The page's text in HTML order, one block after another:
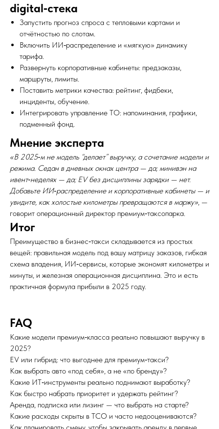
digital‑стека
Запустить прогноз спроса с тепловыми картами и
отчётностью по слотам.
Включить ИИ‑распределение и «мягкую» динамику
тарифа.
Развернуть корпоративные кабинеты: предзаказы,
маршруты, лимиты.
Поставить метрики качества: рейтинг, фидбеки,
инциденты, обучение.
Интегрировать управление ТО: напоминания, графики,
подменный фонд.
Мнение эксперта
«В 2025‑м не модель “делает” выручку, а сочетание модели и
режима. Седан в дневных окнах центра — да; минивэн на
ивент‑неделях — да; EV без дисциплины зарядки — нет.
Добавьте ИИ‑распределение и корпоративные кабинеты — и
увидите, как холостые километры превращаются в маржу» , —
говорит операционный директор премиум‑таксопарка.
Итог
Преимущество в бизнес‑такси складывается из простых
вещей: правильная модель под вашу матрицу заказов, гибкая
схема владения, ИИ‑сервисы, которые экономят километры и
минуты, и железная операционная дисциплина. Это и есть
практичная формула прибыли в 2025 году.
FAQ
Какие модели премиум‑класса реально повышают выручку в
2025?
EV или гибрид: что выгоднее для премиум‑такси?
Как выбрать авто «под себя», а не «по бренду»?
Какие ИТ‑инструменты реально поднимают выработку?
Как быстро набрать приоритет и удержать рейтинг?
Аренда, подписка или лизинг — что выбрать на старте?
Какие расходы скрыты в TCO и часто недооцениваются?
Как планировать смену, чтобы закрывать аренду в первые